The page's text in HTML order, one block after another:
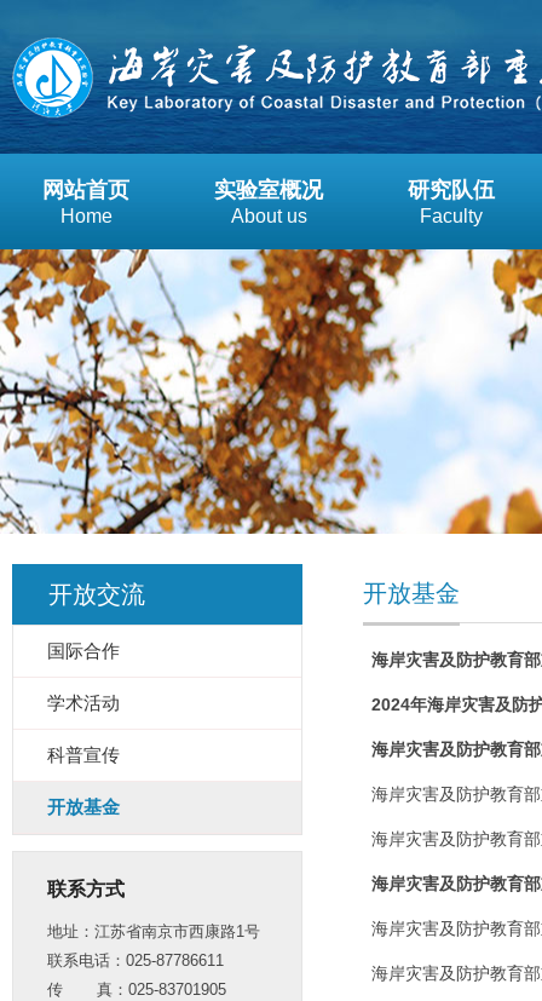
网站首页
Home
实验室概况
About us
研究队伍
Faculty
开放交流
国际合作
学术活动
科普宣传
开放基金
联系方式
地址：江苏省南京市西康路1号
联系电话：025-87786611
传 真：025-83701905
开放基金
海岸灾害及防护教育
2024年海岸灾害及防
海岸灾害及防护教育
海岸灾害及防护教育
海岸灾害及防护教育
海岸灾害及防护教育
海岸灾害及防护教育
海岸灾害及防护教育